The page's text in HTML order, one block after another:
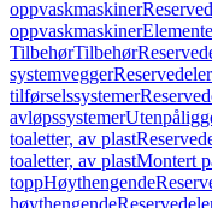
oppvaskmaskiner
oppvaskmaskiner
TilbehørTilbehør
systemvegger
tilførselssystemer
avløpssystemer
toaletter, av plast
toaletter, av plastMontert
toppHøythengende
høythengende